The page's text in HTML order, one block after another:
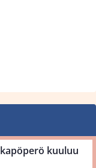
kuuluu